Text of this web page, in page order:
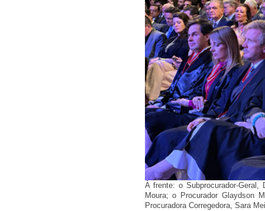
À frente: o Subprocurador-Geral,
Moura; o Procurador Glaydson
Procuradora Corregedora, Sara